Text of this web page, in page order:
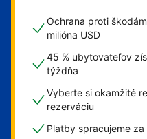
Ochrana proti
milióna USD
45 % ubytovateľov
týždňa
Vyberte si okamžité
rezerváciu
Platby spracujeme za